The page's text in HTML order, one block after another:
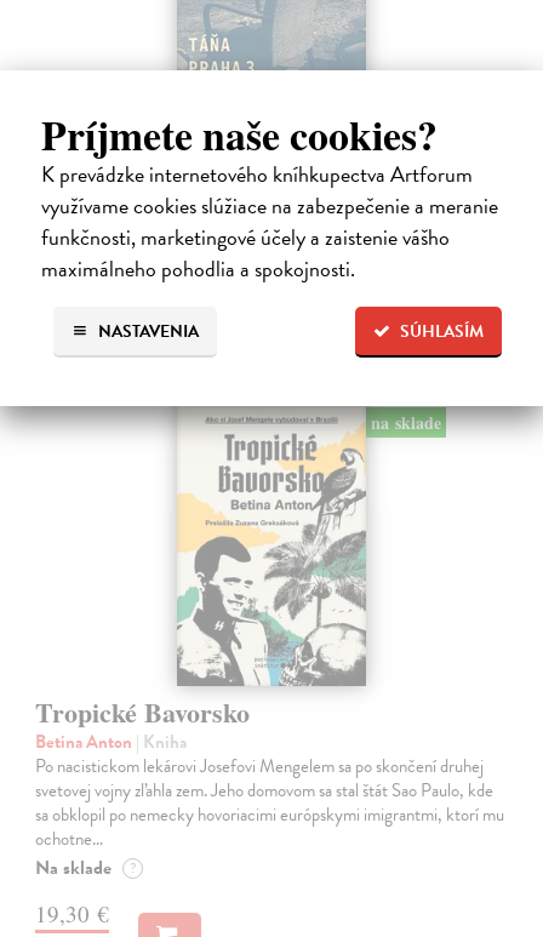
Príjmete naše cookies?
K prevádzke internetového kníhkupectva Artforum
využívame cookies slúžiace na zabezpečenie a meranie
funkčnosti, marketingové účely a zaistenie vášho
maximálneho pohodlia a spokojnosti.
SÚHLASÍM
NASTAVENIA
Táňa / Praha 3 / Žižkov
Zelbová Marie| Kniha
Nikdy jsme nebyli úplně standardní žižkovská rodina. Vítejte v
mámině bytě 4. kategorie, který byl všem otevřen dokořán.
Na sklade ?
13,60 € ?
na sklade
Tropické Bavorsko
Betina Anton | Kniha
Po nacistickom lekárovi Josefovi Mengelem sa po skončení druhej
svetovej vojny zľahla zem. Jeho domovom sa stal štát Sao Paulo, kde
sa obklopil po nemecky hovoriacimi európskymi imigrantmi, ktorí mu
ochotne…
Na sklade ?
19,30 €